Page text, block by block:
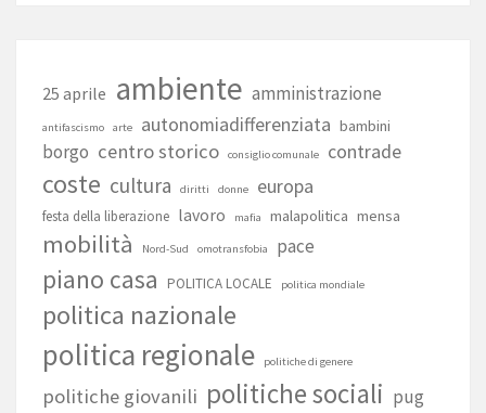
25 aprile ambiente amministrazione
antifascismo arte autonomiadifferenziata bambini
borgo centro storico consiglio comunale contrade
coste cultura diritti donne europa
festa della liberazione lavoro mafia malapolitica mensa
mobilità Nord-Sud omotransfobia pace
piano casa POLITICA LOCALE politica mondiale
politica nazionale
politica regionale politiche di genere
politiche giovanili politiche sociali pug